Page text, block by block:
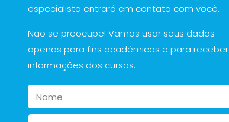
especialista entrará em contato com você.
Não se preocupe! Vamos usar seus dados
apenas para fins acadêmicos e para receber
informações dos cursos.